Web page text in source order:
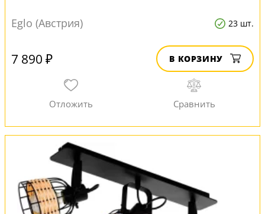
Eglo (Австрия) 23 шт.
7 890 ₽ В КОРЗИНУ